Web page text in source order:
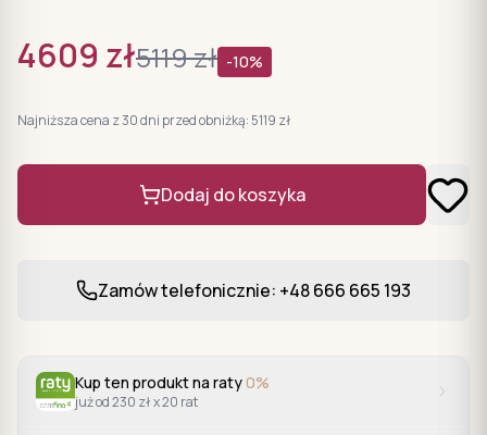
4609 zł5119zł -10%
Najniższa cena z 30 dni przed obniżką: 5119 zł
Dodaj do koszyka
Zamów telefonicznie: +48 666 665 193
Kup ten produkt na raty0%
już od 230 zł x 20 rat